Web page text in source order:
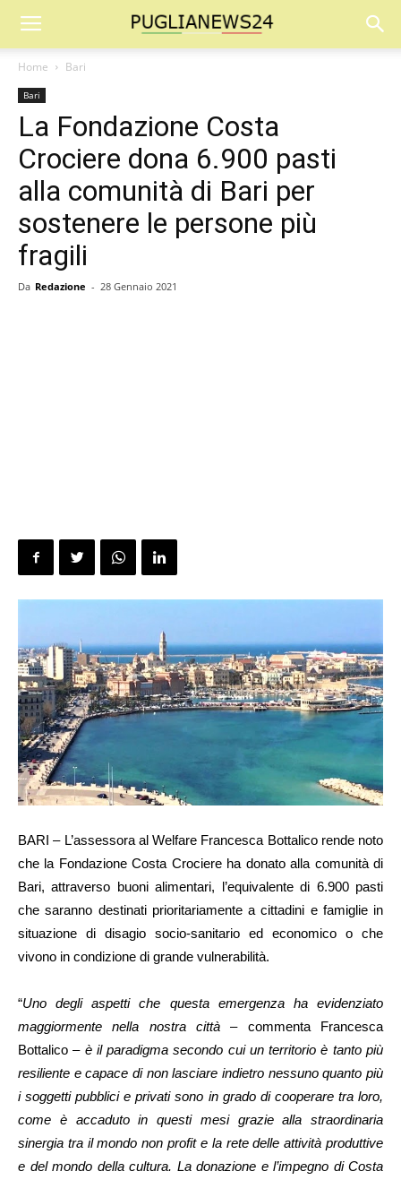
Home Bari
Bari
La Fondazione Costa
Crociere dona 6.900 pasti
alla comunità di Bari per
sostenere le persone più
fragili
Da Redazione - 28 Gennaio 2021
BARI – L’assessora al Welfare Francesca Bottalico rende noto
che la Fondazione Costa Crociere ha donato alla comunità di
Bari, attraverso buoni alimentari, l’equivalente di 6.900 pasti
che saranno destinati prioritariamente a cittadini e famiglie in
situazione di disagio socio-sanitario ed economico o che
vivono in condizione di grande vulnerabilità.
“Uno degli aspetti che questa emergenza ha evidenziato
maggiormente nella nostra città – commenta Francesca
Bottalico – è il paradigma secondo cui un territorio è tanto più
resiliente e capace di non lasciare indietro nessuno quanto più
i soggetti pubblici e privati sono in grado di cooperare tra loro,
come è accaduto in questi mesi grazie alla straordinaria
sinergia tra il mondo non profit e la rete delle attività produttive
e del mondo della cultura. La donazione e l’impegno di Costa